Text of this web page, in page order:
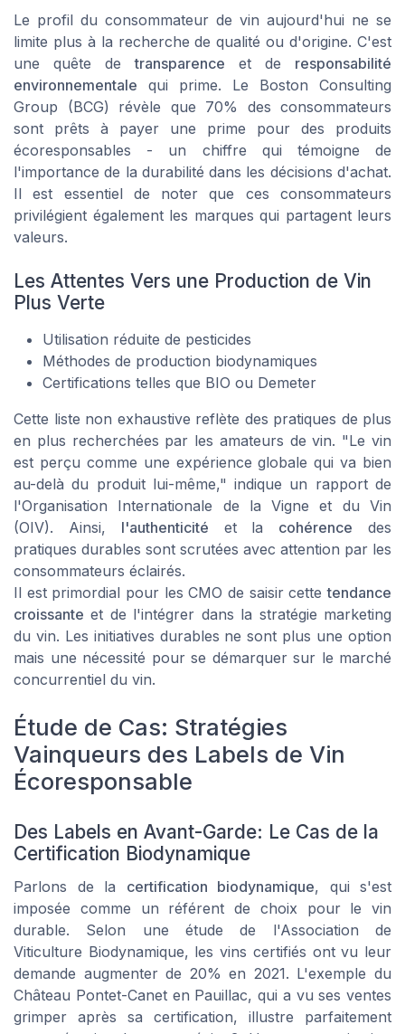
Le profil du consommateur de vin aujourd'hui ne se
limite plus à la recherche de qualité ou d'origine. C'est
une quête detransparence et de responsabilité
environnementale qui prime. Le Boston Consulting
Group (BCG) révèle que 70% des consommateurs
sont prêts à payer une prime pour des produits
écoresponsables - un chiffre qui témoigne de
l'importance de la durabilité dans les décisions d'achat.
Il est essentiel de noter que ces consommateurs
privilégient également les marques qui partagent leurs
valeurs.
Les Attentes Vers une Production de Vin
Plus Verte
Utilisation réduite de pesticides
Méthodes de production biodynamiques
Certifications telles que BIO ou Demeter
Cette liste non exhaustive reflète des pratiques de plus
en plus recherchées par les amateurs de vin. "Le vin
est perçu comme une expérience globale qui va bien
au-delà du produit lui-même," indique un rapport de
l'Organisation Internationale de la Vigne et du Vin
(OIV). Ainsi, l'authenticité et la cohérence des
pratiques durables sont scrutées avec attention par les
consommateurs éclairés.
Il est primordial pour les CMO de saisir cettetendance
croissante et de l'intégrer dans la stratégie marketing
du vin. Les initiatives durables ne sont plus une option
mais une nécessité pour se démarquer sur le marché
concurrentiel du vin.
Étude de Cas: Stratégies
Vainqueurs des Labels de Vin
Écoresponsable
Des Labels en Avant-Garde: Le Cas de la
Certification Biodynamique
Parlons de la certification biodynamique, qui s'est
imposée comme un référent de choix pour le vin
durable. Selon une étude de l'Association de
Viticulture Biodynamique, les vins certifiés ont vu leur
demande augmenter de 20% en 2021. L'exemple du
Château Pontet-Canet en Pauillac, qui a vu ses ventes
grimper après sa certification, illustre parfaitement